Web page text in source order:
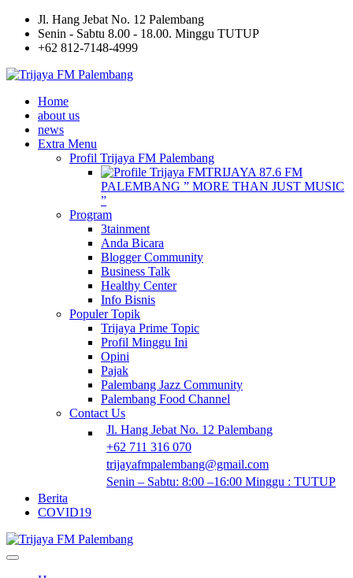
Jl. Hang Jebat No. 12 Palembang
Senin - Sabtu 8.00 - 18.00. Minggu TUTUP
+62 812-7148-4999
Home
about us
news
Extra Menu
Profil Trijaya FM Palembang
TRIJAYA 87.6 FM
PALEMBANG ” MORE THAN JUST MUSIC
”
Program
3tainment
Anda Bicara
Blogger Community
Business Talk
Healthy Center
Info Bisnis
Populer Topik
Trijaya Prime Topic
Profil Minggu Ini
Opini
Pajak
Palembang Jazz Community
Palembang Food Channel
Contact Us
Jl. Hang Jebat No. 12 Palembang
+62 711 316 070
trijayafmpalembang@gmail.com
Senin – Sabtu: 8:00 –16:00 Minggu : TUTUP
Berita
COVID19